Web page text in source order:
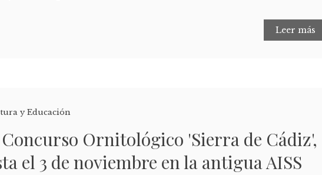
Leer más
y Educación
Ornitológico 'Sierra de Cádiz',
el 3 de noviembre en la antigua AISS